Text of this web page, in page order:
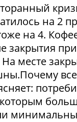
на 2
на 4.
закрытия
месте